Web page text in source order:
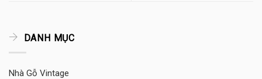
DANH MỤC
Nhà Gỗ Vintage